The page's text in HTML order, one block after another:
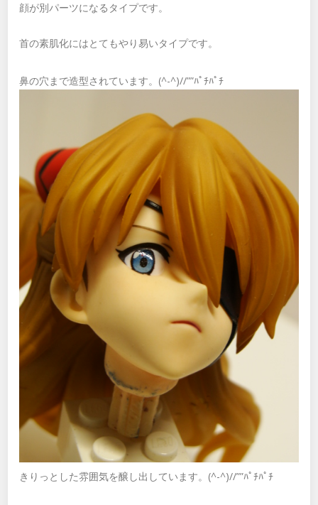
顔が別パーツになるタイプです。
首の素肌化にはとてもやり易いタイプです。
鼻の穴まで造型されています。(^-^)//””ﾊﾟﾁﾊﾟﾁ
きりっとした雰囲気を醸し出しています。(^-^)//””ﾊﾟﾁﾊﾟﾁ